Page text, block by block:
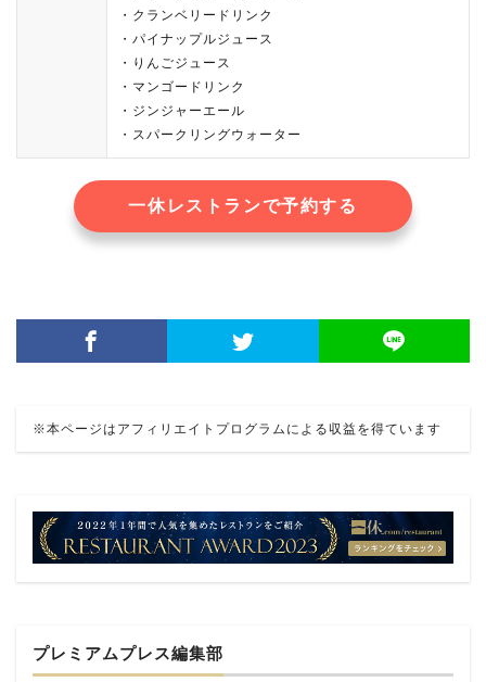
・クランベリードリンク
・パイナップルジュース
・りんごジュース
・マンゴードリンク
・ジンジャーエール
・スパークリングウォーター
一休レストランで予約する
※本ページはアフィリエイトプログラムによる収益を得ています
プレミアムプレス編集部